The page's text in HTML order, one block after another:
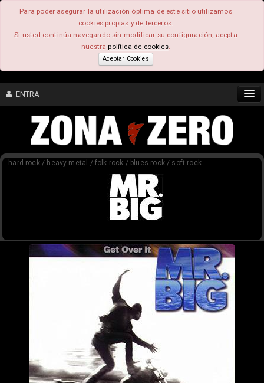
Para poder asegurar la utilización óptima de este sitio utilizamos
cookies propias y de terceros.
Si usted continúa navegando sin modificar su configuración, acepta
nuestrapolítica de cookies.
Aceptar Cookies
ENTRA
CONTENIDO
COMUNIDAD
hard rock / heavy metal / folk rock / blues rock / soft rock